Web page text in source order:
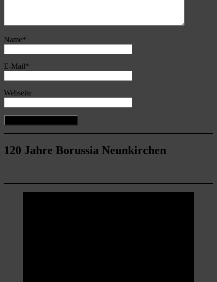
Name*
E-Mail*
Webseite
120 Jahre Borussia Neunkirchen